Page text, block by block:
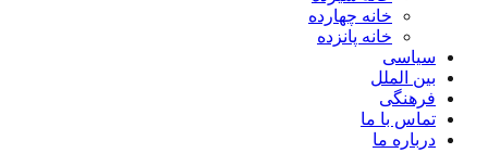
خانه چهارده
خانه پانزده
سیاسی
بین الملل
فرهنگی
تماس با ما
درباره ما